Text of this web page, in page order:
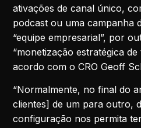
ativações de canal único,
podcast ou uma campanha
“equipe empresarial”, por
“monetização estratégica
acordo com o CRO Geoff
“Normalmente, no final do
clientes] de um para outro,
configuração nos permita